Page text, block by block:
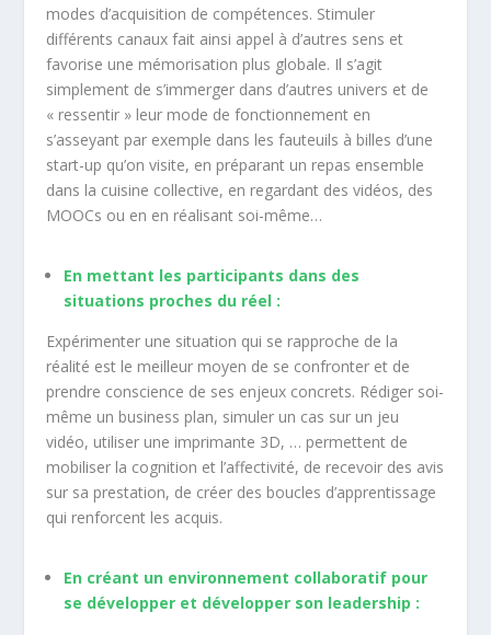
modes d’acquisition de compétences. Stimuler
différents canaux fait ainsi appel à d’autres sens et
favorise une mémorisation plus globale. Il s’agit
simplement de s’immerger dans d’autres univers et de
« ressentir » leur mode de fonctionnement en
s’asseyant par exemple dans les fauteuils à billes d’une
start-up qu’on visite, en préparant un repas ensemble
dans la cuisine collective, en regardant des vidéos, des
MOOCs ou en en réalisant soi-même…
En mettant les participants dans des
situations proches du réel :
Expérimenter une situation qui se rapproche de la
réalité est le meilleur moyen de se confronter et de
prendre conscience de ses enjeux concrets. Rédiger soi-
même un business plan, simuler un cas sur un jeu
vidéo, utiliser une imprimante 3D, … permettent de
mobiliser la cognition et l’affectivité, de recevoir des avis
sur sa prestation, de créer des boucles d’apprentissage
qui renforcent les acquis.
En créant un environnement collaboratif pour
se développer et développer son leadership :